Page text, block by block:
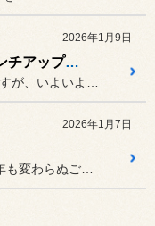
2026年1月9日
40系アルファードのインチアップとセキュリティー
2026年1月7日